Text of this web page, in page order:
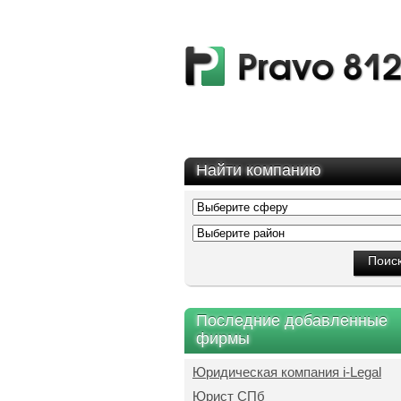
Найти компанию
Последние добавленные
фирмы
Юридическая компания i-Legal
Юрист СПб